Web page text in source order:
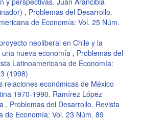
, Problemas del Desarrollo.
de Economía: Vol. 25 Núm.
neoliberal en Chile y la
nueva economía , Problemas del
Latinoamericana de Economía:
(1998)
relaciones económicas de México
1970-1990. Ramírez López
, Problemas del Desarrollo. Revista
de Economía: Vol. 23 Núm. 89